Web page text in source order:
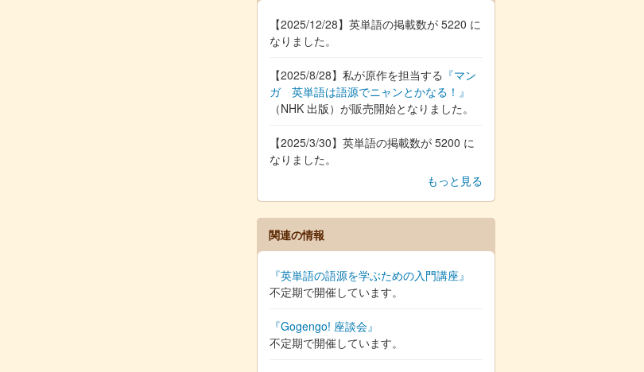
【2025/12/28】英単語の掲載数が 5220 に
なりました。
【2025/8/28】私が原作を担当する 『マン
ガ 英単語は語源でニャンとかなる！』
（NHK 出版）が販売開始となりました。
【2025/3/30】英単語の掲載数が 5200 に
なりました。
もっと見る
関連の情報
『英単語の語源を学ぶための入門講座』
不定期で開催しています。
『Gogengo! 座談会』
不定期で開催しています。